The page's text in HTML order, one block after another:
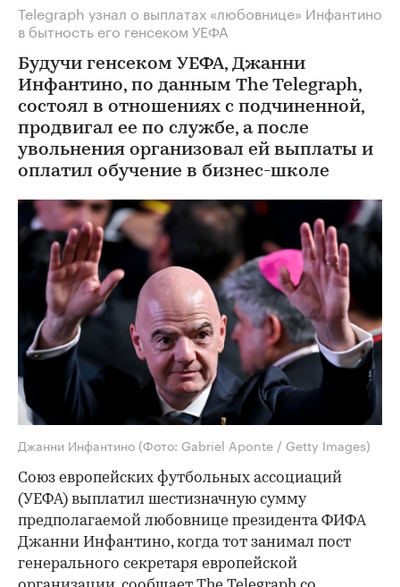
Telegraph узнал о выплатах «любовнице» Инфантино
в бытность его генсеком УЕФА
Будучи генсеком УЕФА, Джанни
Инфантино, по данным The Telegraph,
состоял в отношениях с подчиненной,
продвигал ее по службе, а после
увольнения организовал ей выплаты и
оплатил обучение в бизнес-школе
Джанни Инфантино (Фото: Gabriel Aponte / Getty Images)
Союз европейских футбольных ассоциаций
(УЕФА) выплатил шестизначную сумму
предполагаемой любовнице президента ФИФА
Джанни Инфантино, когда тот занимал пост
генерального секретаря европейской